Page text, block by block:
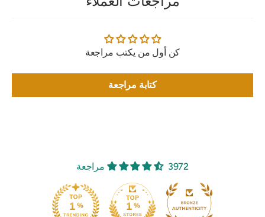
كن أول من يكتب مراجعة
كتابة مراجعة
3972 مراجعة